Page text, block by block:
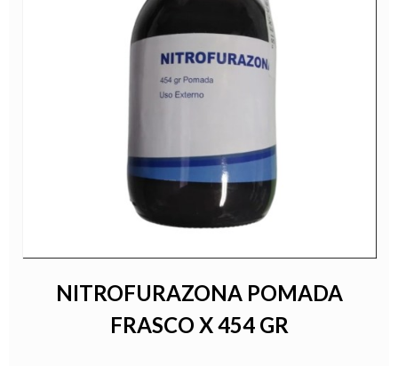
NITROFURAZONA POMADA
FRASCO X 454 GR